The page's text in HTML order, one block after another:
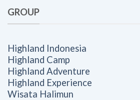
GROUP
Highland Indonesia
Highland Camp
Highland Adventure
Highland Experience
Wisata Halimun